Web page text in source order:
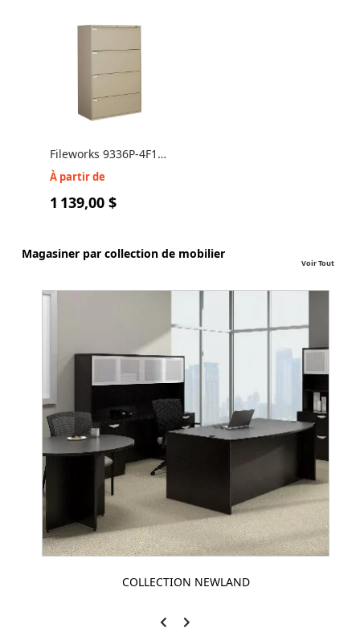
Fileworks 9336P-4F1H
Classeur latéral 4
À partir de
1 139,00 $
Magasiner par collection de mobilier
Voir Tout
COLLECTION NEWLAND